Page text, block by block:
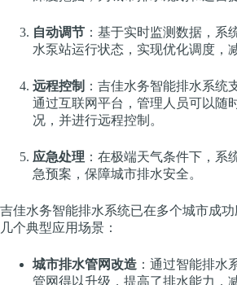
自动调节 ：基于实时监测数据，系
水泵站运行状态，实现优化调度，
远程控制 ：吉佳水务智能排水系统
通过互联网平台，管理人员可以随
况，并进行远程控制。
应急处理 ：在极端天气条件下，系
急预案，保障城市排水安全。
吉佳水务智能排水系统已在多个城市成
几个典型应用场景：
城市排水管网改造 ：通过智能排水
管网得以升级，提高了排水能力，